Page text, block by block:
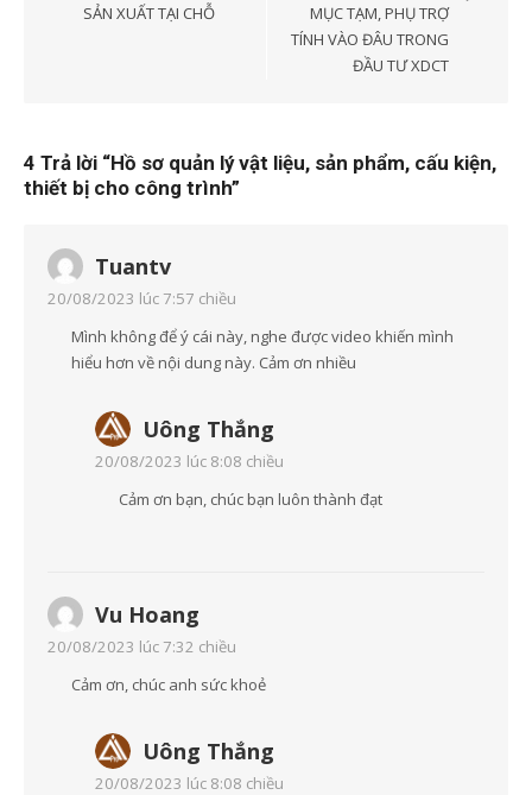
SẢN XUẤT TẠI CHỖ
MỤC TẠM, PHỤ TRỢ
TÍNH VÀO ĐÂU TRONG
ĐẦU TƯ XDCT
4 Trả lời “Hồ sơ quản lý vật liệu, sản phẩm, cấu kiện,
thiết bị cho công trình”
Tuantv
20/08/2023 lúc 7:57 chiều
Mình không để ý cái này, nghe được video khiến mình
hiểu hơn về nội dung này. Cảm ơn nhiều
Uông Thắng
20/08/2023 lúc 8:08 chiều
Cảm ơn bạn, chúc bạn luôn thành đạt
Vu Hoang
20/08/2023 lúc 7:32 chiều
Cảm ơn, chúc anh sức khoẻ
Uông Thắng
20/08/2023 lúc 8:08 chiều